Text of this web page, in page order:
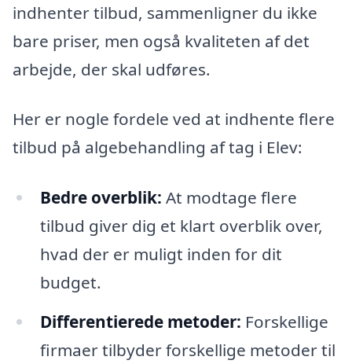
indhenter tilbud, sammenligner du ikke
bare priser, men også kvaliteten af det
arbejde, der skal udføres.
Her er nogle fordele ved at indhente flere
tilbud på algebehandling af tag i Elev:
Bedre overblik: At modtage flere
tilbud giver dig et klart overblik over,
hvad der er muligt inden for dit
budget.
Differentierede metoder: Forskellige
firmaer tilbyder forskellige metoder til